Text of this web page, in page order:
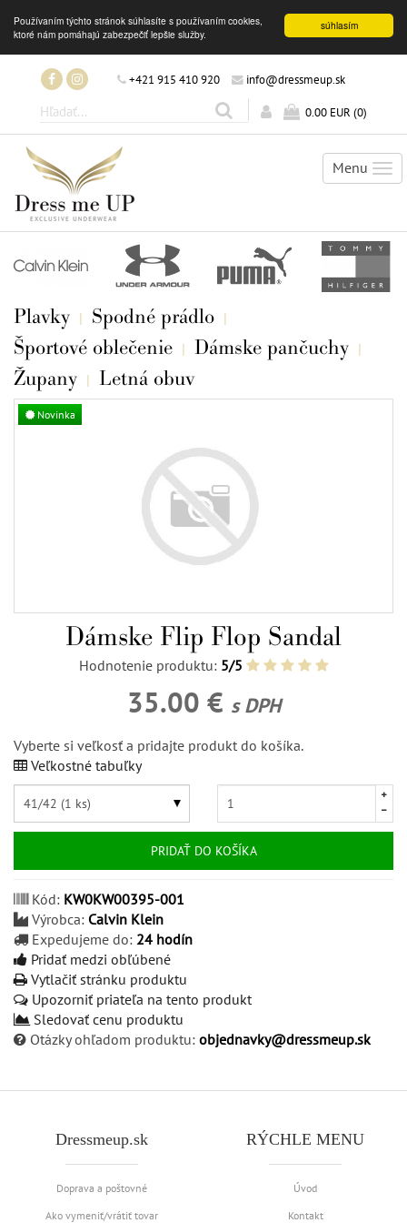
súhlasím
Používaním týchto stránok súhlasíte s používaním cookies,
ktoré nám pomáhajú zabezpečiť lepšie služby.
+421 915 410 920 info@dressmeup.sk
0.00 EUR (0)
Menu
Plavky
Spodné prádlo
Športové oblečenie
Dámske pančuchy
Župany
Letná obuv
Novinka
Dámske Flip Flop Sandal
Hodnotenie produktu: 5/5
35.00 € s DPH
Vyberte si veľkosť a pridajte produkt do košíka.
Veľkostné tabuľky
PRIDAŤ DO KOŠÍKA
Kód: KW0KW00395-001
Výrobca: Calvin Klein
Expedujeme do: 24 hodín
Pridať medzi obľúbené
Vytlačiť stránku produktu
Upozorniť priateľa na tento produkt
Sledovať cenu produktu
Otázky ohľadom produktu: objednavky@dressmeup.sk
Dressmeup.sk
Doprava a poštovné
Ako vymeniť/vrátiť tovar
RÝCHLE MENU
Úvod
Kontakt